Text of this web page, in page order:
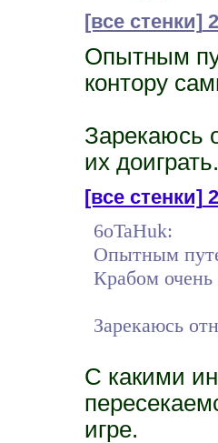
[все стенки]
Опытным
контору
Зарекаюсь
их доиграть.
[все стенки]
6oTaHuk:
Опытным
Крабом очень
Зарекаюсь
С какими
игре.